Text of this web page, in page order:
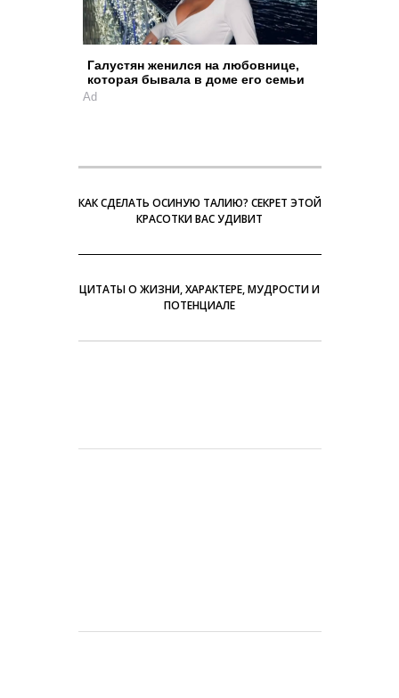
Галустян женился на любовнице,
которая бывала в доме его семьи
Ad
КАК СДЕЛАТЬ ОСИНУЮ ТАЛИЮ? СЕКРЕТ ЭТОЙ
КРАСОТКИ ВАС УДИВИТ
ЦИТАТЫ О ЖИЗНИ, ХАРАКТЕРЕ, МУДРОСТИ И
ПОТЕНЦИАЛЕ